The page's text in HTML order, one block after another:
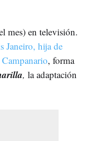
mes) en televisión.
Janeiro, hija de
, forma
, la adaptación